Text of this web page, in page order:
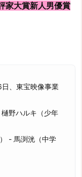
家大賞新人男優賞
、東宝映像事業
野ハルキ（少年
- 馬渕洸（中学